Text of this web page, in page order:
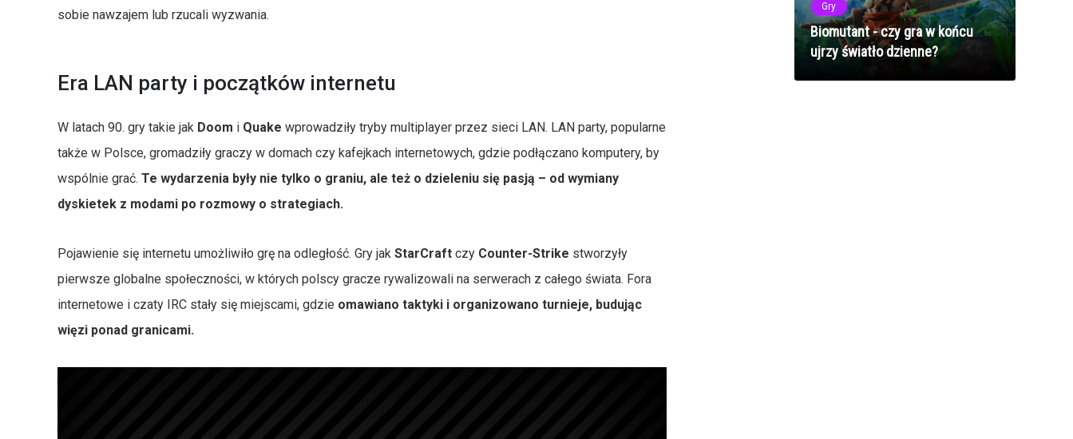
sobie nawzajem lub rzucali wyzwania.
Era LAN party i początków internetu
W latach 90. gry takie jak Doom i Quake wprowadziły tryby multiplayer przez sieci LAN. LAN party, popularne
także w Polsce, gromadziły graczy w domach czy kafejkach internetowych, gdzie podłączano komputery, by
wspólnie grać. Te wydarzenia były nie tylko o graniu, ale też o dzieleniu się pasją – od wymiany
dyskietek z modami po rozmowy o strategiach.
Pojawienie się internetu umożliwiło grę na odległość. Gry jak StarCraft czy Counter-Strike stworzyły
pierwsze globalne społeczności, w których polscy gracze rywalizowali na serwerach z całego świata. Fora
internetowe i czaty IRC stały się miejscami, gdzie omawiano taktyki i organizowano turnieje, budując
więzi ponad granicami.
Gry
Biomutant - czy gra w końcu
ujrzy światło dzienne?